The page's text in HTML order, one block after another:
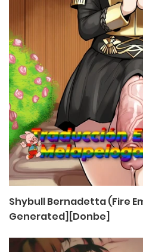
Shybull Bernadetta (Fire
Generated][Donbe]